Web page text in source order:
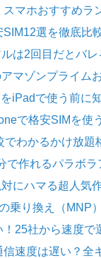
スマホおすすめ
選を徹底比
は2回目だとバ
アマゾンプライム
iPadで使う前に
で格安SIMを使
わかるかけ放題
で作れるパラボラ
にハマる超人気
乗り換え（MNP
25社から速度で
信速度は遅い？